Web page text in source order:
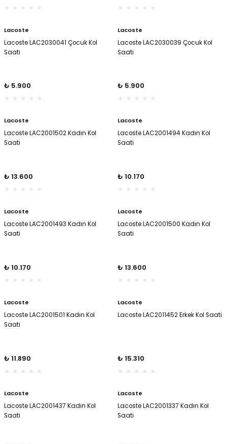
Lacoste
Lacoste LAC2030041 Çocuk Kol
Saati
₺ 5.900
Lacoste
Lacoste LAC2030039 Çocuk Kol
Saati
₺ 5.900
Lacoste
Lacoste LAC2001502 Kadın Kol
Saati
₺ 13.600
Lacoste
Lacoste LAC2001494 Kadın Kol
Saati
₺ 10.170
Lacoste
Lacoste LAC2001493 Kadın Kol
Saati
₺ 10.170
Lacoste
Lacoste LAC2001500 Kadın Kol
Saati
₺ 13.600
Lacoste
Lacoste LAC2001501 Kadın Kol
Saati
₺ 11.890
Lacoste
Lacoste LAC2011452 Erkek Kol Saati
₺ 15.310
Lacoste
Lacoste LAC2001437 Kadın Kol
Saati
Lacoste
Lacoste LAC2001337 Kadın Kol
Saati